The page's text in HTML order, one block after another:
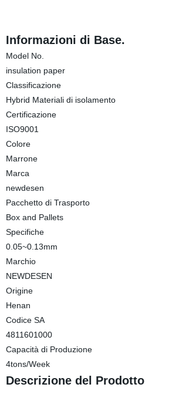
Informazioni di Base.
Model No.
insulation paper
Classificazione
Hybrid Materiali di isolamento
Certificazione
ISO9001
Colore
Marrone
Marca
newdesen
Pacchetto di Trasporto
Box and Pallets
Specifiche
0.05~0.13mm
Marchio
NEWDESEN
Origine
Henan
Codice SA
4811601000
Capacità di Produzione
4tons/Week
Descrizione del Prodotto